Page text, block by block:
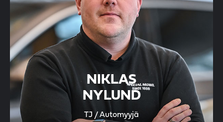
NIKLAS
NYLUND
TJ / Automyyjä